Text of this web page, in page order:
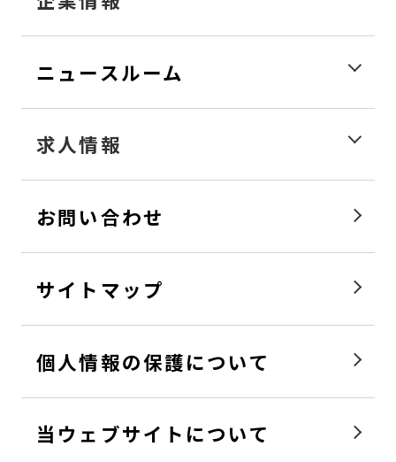
ニュースルーム
求人情報
お問い合わせ
サイトマップ
個人情報の保護について
当ウェブサイトについて